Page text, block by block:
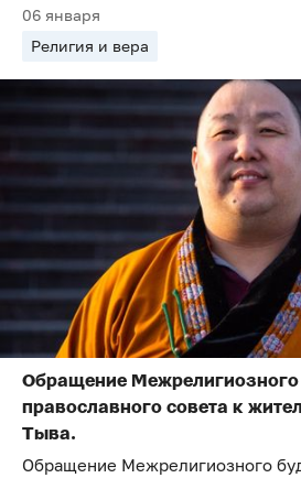
06 января
Религия и вера
Обращение Межрелигиозного
православного совета к
Тыва.
Обращение Межрелигиозного